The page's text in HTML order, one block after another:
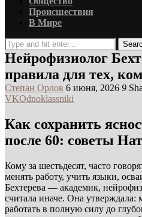
Происшествия
В Мире
Нейрофизиолог
правила для тех,
Степан Орлов 6 июня, 2026 9
VKOdnoklassniki
Как сохранить
после 60: советы
Кому за шестьдесят, часто
менять работу, учить языки,
Бехтерева — академик,
считала иначе. Она утверждала:
работать в полную силу до